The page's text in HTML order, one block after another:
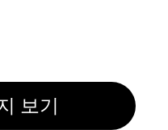
보기